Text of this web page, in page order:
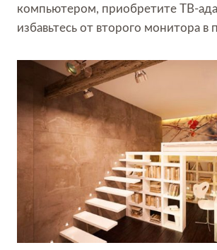
компьютером, приобретите ТВ-
избавьтесь от второго монитора